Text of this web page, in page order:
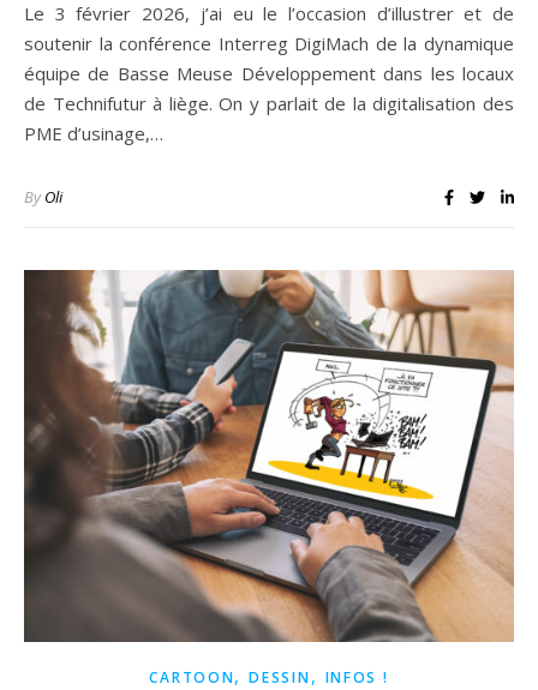
Le 3 février 2026, j’ai eu le l’occasion d’illustrer et de
soutenir la conférence Interreg DigiMach de la dynamique
équipe de Basse Meuse Développement dans les locaux
de Technifutur à liège. On y parlait de la digitalisation des
PME d’usinage,…
ByOli
CARTOON,DESSIN, INFOS !